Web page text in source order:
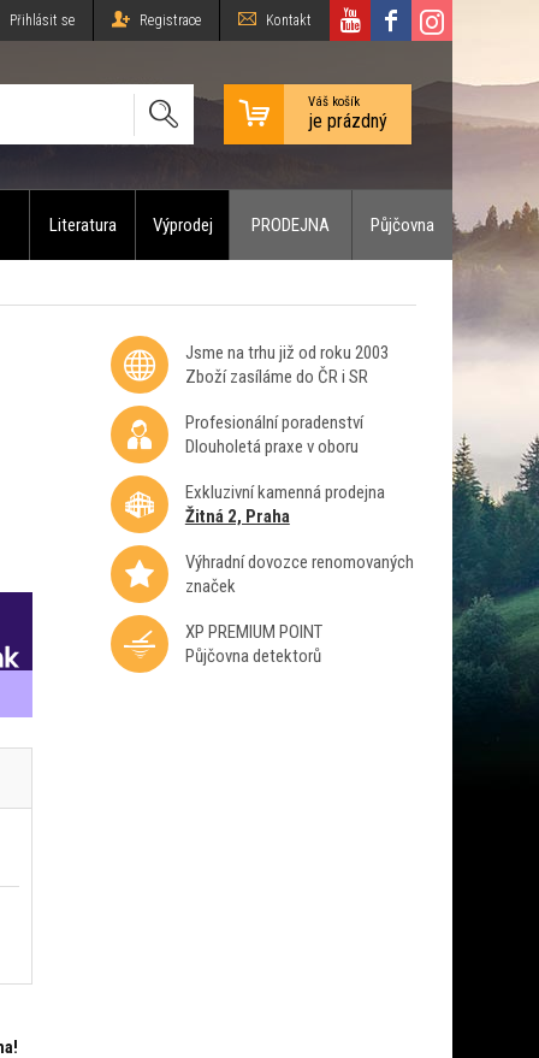
Přihlásit se Registrace Kontakt
Váš košík
je prázdný
Literatura Výprodej PRODEJNA Půjčovna
Jsme na trhu již od roku 2003
Zboží zasíláme do ČR i SR
Profesionální poradenství
Dlouholetá praxe v oboru
Exkluzivní kamenná prodejna
Žitná 2, Praha
Výhradní dovozce renomovaných
značek
XP PREMIUM POINT
Půjčovna detektorů